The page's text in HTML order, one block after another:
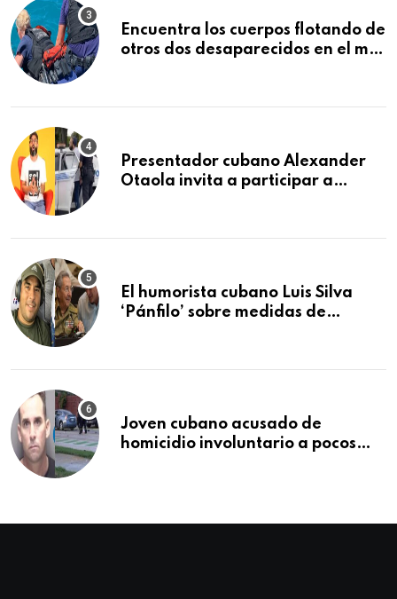
Encuentra los cuerpos flotando de
otros dos desaparecidos en el mar
Presentador cubano Alexander
Otaola invita a participar a
que lo detuvo durante una
El humorista cubano Luis Silva
‘Pánfilo’ sobre medidas de
Joven cubano acusado de
homicidio involuntario a pocos